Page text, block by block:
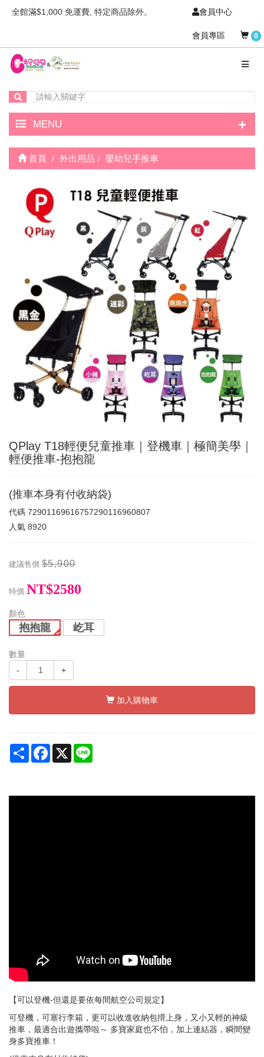
全館滿$1,000 免運費, 特定商品除外。 會員中心
會員專區 0
MENU +
首頁 外出用品 嬰幼兒手推車
QPlay T18輕便兒童推車｜登機車｜極簡美學｜
輕便推車-抱抱龍
(推車本身有付收納袋)
代碼 72901169616757290116960807
人氣 8920
建議售價 $5,900
特價 NT$2580
顏色
抱抱龍 屹耳
數量
-
+
加入購物車
Share Facebook
X
【可以登機-但還是要依每間航空公司規定】
可登機，可塞行李箱，更可以收進收納包揹上身，又小又輕的神級
推車，最適合出遊攜帶啦～ 多寶家庭也不怕，加上連結器，瞬間變
身多寶推車！